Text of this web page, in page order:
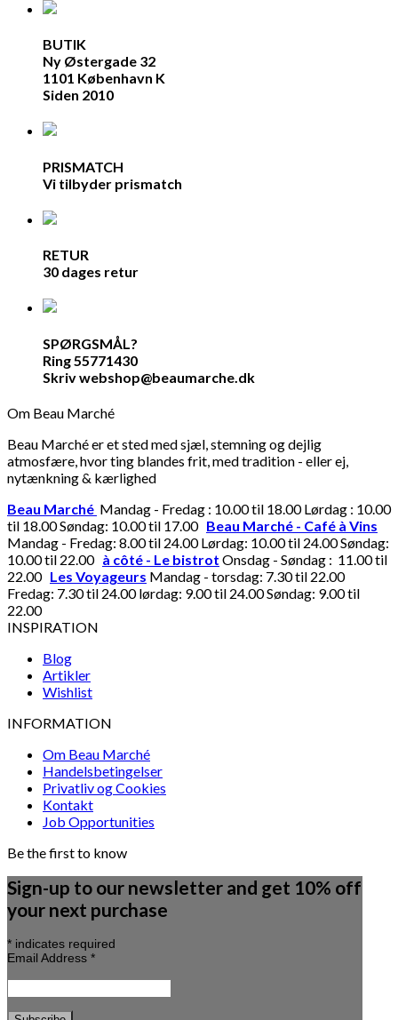
BUTIK
Ny Østergade 32
1101 København K
Siden 2010
PRISMATCH
Vi tilbyder prismatch
RETUR
30 dages retur
SPØRGSMÅL?
Ring 55771430
Skriv webshop@beaumarche.dk
Om Beau Marché
Beau Marché er et sted med sjæl, stemning og dejlig
atmosfære, hvor ting blandes frit, med tradition - eller ej,
nytænkning & kærlighed
Beau Marché Mandag - Fredag : 10.00 til 18.00 Lørdag : 10.00
til 18.00 Søndag: 10.00 til 17.00 Beau Marché - Café à Vins
Mandag - Fredag: 8.00 til 24.00 Lørdag: 10.00 til 24.00 Søndag:
10.00 til 22.00 à côté - Le bistrot Onsdag - Søndag : 11.00 til
22.00 Les Voyageurs Mandag - torsdag: 7.30 til 22.00
Fredag: 7.30 til 24.00 lørdag: 9.00 til 24.00 Søndag: 9.00 til
22.00
INSPIRATION
Blog
Artikler
Wishlist
INFORMATION
Om Beau Marché
Handelsbetingelser
Privatliv og Cookies
Kontakt
Job Opportunities
Be the first to know
Sign-up to our newsletter and get 10% off
your next purchase
* indicates required
Email Address *